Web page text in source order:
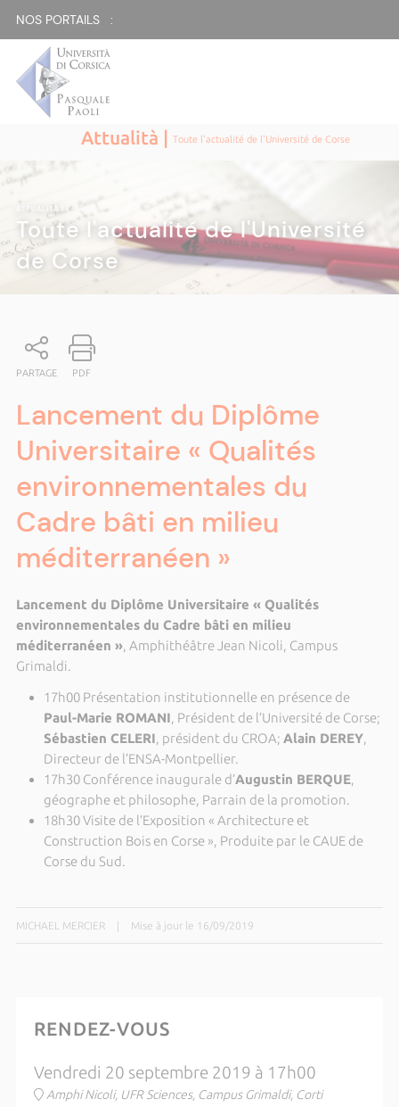
NOS PORTAILS :
Attualità |Toute l'actualité de l'Université de Corse
ATTUALITÀ|
Toute l'actualité de l'Université
de Corse
PARTAGE PDF
Lancement du Diplôme
Universitaire « Qualités
environnementales du
Cadre bâti en milieu
méditerranéen »
Lancement du Diplôme Universitaire « Qualités
environnementales du Cadre bâti en milieu
méditerranéen », Amphithéâtre Jean Nicoli, Campus
Grimaldi.
17h00 Présentation institutionnelle en présence de
Paul-Marie ROMANI, Président de l’Université de Corse;
Sébastien CELERI, président du CROA; Alain DEREY,
Directeur de l’ENSA-Montpellier.
17h30 Conférence inaugurale d’Augustin BERQUE,
géographe et philosophe, Parrain de la promotion.
18h30 Visite de l’Exposition « Architecture et
Construction Bois en Corse », Produite par le CAUE de
Corse du Sud.
MICHAEL MERCIER Mise à jour le 16/09/2019
RENDEZ-VOUS
Vendredi 20 septembre 2019 à 17h00
Amphi Nicoli, UFR Sciences, Campus Grimaldi, Corti